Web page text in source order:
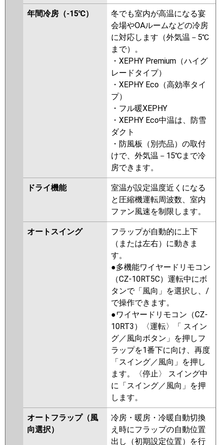
P80B6KN1 PA-P80B6HA PA-
P80B6HN1 PA-P80B6HN
年間冷房（-15℃）
冬でも室内が高温になる宴
会場やOAルームなどの冷房
に対応します（外気温－5℃
まで）。
・XEPHY Premium（ハイグ
レードタイプ）
・XEPHY Eco（高効率タイ
プ）
・フル暖XEPHY
・XEPHY Eco中温は、防雪
ダクト
・防風板（別売品）の取付
けで、外気温－15℃まで冷
房できます。
ドライ機能
室温が設定温度近くになる
と圧縮機運転周波数、室内
ファン風速を制限します。
オートスイング
フラップが自動的に上下
（または左右）に動きま
す。
●多機能ワイヤードリモコン
（CZ-10RT5C）運転中にボ
タンで「風向」を選択し、/
で操作できます。
●ワイヤードリモコン（CZ-
10RT3）〈運転〉「 スイン
グ／風向ボタン」を押しフ
ラップを1番下に向け、再度
「スイング／風向」を押し
ます。〈停止〉 スイング中
に「スイング／風向」を押
します。
オートフラップ（風
向選択）
冷房・暖房・冷暖自動切換
え時にフラップの自動位置
出し（初期設定位置）を行